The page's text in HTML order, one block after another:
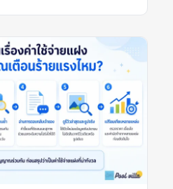
ควรตัดสินจากรีวิวเดียว รูปเดียว
ยบเทียบรีวิวพูลวิลล่าจากหลาย
รเปรียบเทียบรีวิวพูลวิลล่าจากหลาย
กหลายแพลตฟอร์มหรือหลาย
ากที่เดียวแล้วสรุปทันทีว่าที่พักดีหรือ
างกัน บางแพลตฟอร์มมีรีวิวจากผู้
ล่งมีรูปจากผู้ใช้ที่ช่วยยืนยันสภาพ
พูดตรง ๆ เกี่ยวกับข้อเสีย เช่น ทาง
เข้มงวด หรือมีค่าใช้จ่ายเพิ่มเติม การ
ผิดที่พัก แต่ทำเพื่อให้เห็นข้อเท็จจริง
มีราคาต่อคืนค่อนข้างสูงและมักจอง
ลกระทบจะเกิดกับทั้งกลุ่ม ไม่ใช่แค่